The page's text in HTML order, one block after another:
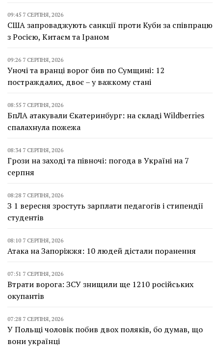
09:45 7 СЕРПНЯ, 2026
США запроваджують санкції проти Куби за співпрацю
з Росією, Китаєм та Іраном
09:26 7 СЕРПНЯ, 2026
Уночі та вранці ворог бив по Сумщині: 12
постраждалих, двоє – у важкому стані
08:55 7 СЕРПНЯ, 2026
БпЛА атакували Єкатеринбург: на складі Wildberries
спалахнула пожежа
08:34 7 СЕРПНЯ, 2026
Грози на заході та півночі: погода в Україні на 7
серпня
08:28 7 СЕРПНЯ, 2026
З 1 вересня зростуть зарплати педагогів і стипендії
студентів
08:10 7 СЕРПНЯ, 2026
Атака на Запоріжжя: 10 людей дістали поранення
07:51 7 СЕРПНЯ, 2026
Втрати ворога: ЗСУ знищили ще 1210 російських
окупантів
07:28 7 СЕРПНЯ, 2026
У Польщі чоловік побив двох поляків, бо думав, що
вони українці